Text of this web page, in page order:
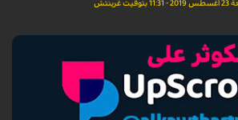
غرينتش